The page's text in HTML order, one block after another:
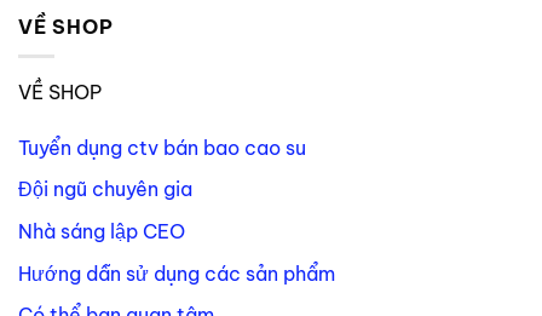
VỀ SHOP
VỀ SHOP
Tuyển dụng ctv bán bao cao su
Đội ngũ chuyên gia
Nhà sáng lập CEO
Hướng dẫn sử dụng các sản phẩm